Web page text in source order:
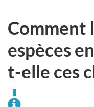
Comment
espèces
t-elle ces